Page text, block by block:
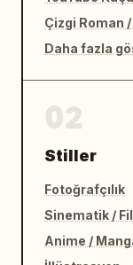
Çizgi Roman
Daha fazla
Stiller
Fotoğrafçılık
Sinematik /
Anime /